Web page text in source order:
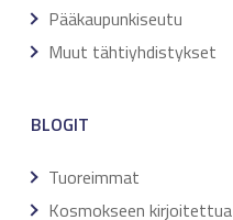
Pääkaupunkiseutu
Muut tähtiyhdistykset
BLOGIT
Tuoreimmat
Kosmokseen kirjoitettua